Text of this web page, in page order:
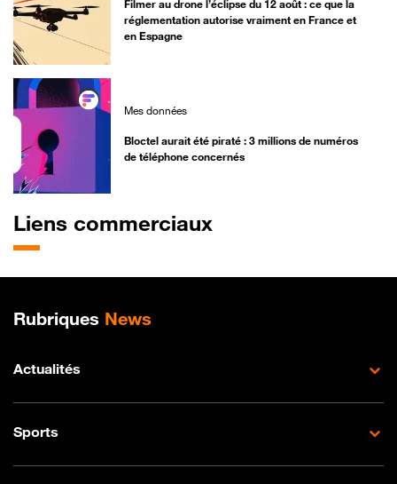
Filmer au drone l’éclipse du 12 août : ce que la
réglementation autorise vraiment en France et
en Espagne
Mes données
Bloctel aurait été piraté : 3 millions de numéros
de téléphone concernés
Liens commerciaux
Plan de site
Rubriques News
Actualités
Sports